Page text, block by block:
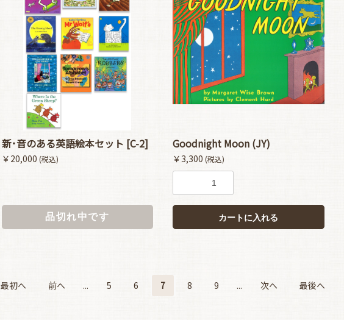
新･音のある英語絵本セット [C-2]
￥20,000 (税込)
品切れ中です
Goodnight Moon (JY)
￥3,300 (税込)
カートに入れる
最初へ 前へ ... 5 6 7 8 9 ... 次へ 最後へ